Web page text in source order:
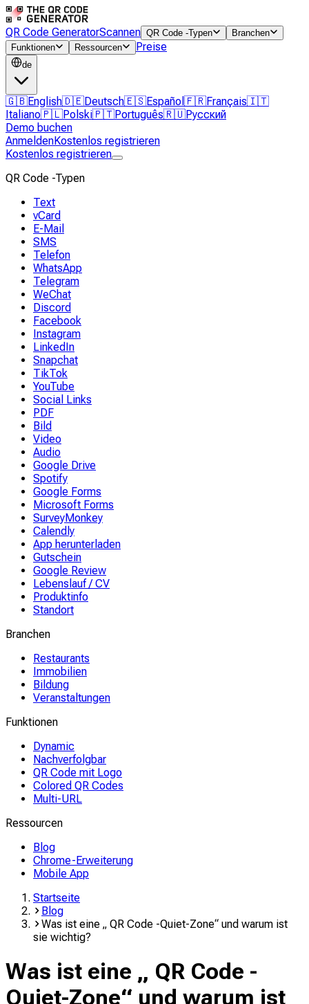
QR Code GeneratorScannen QR Code -Typen
Branchen
Funktionen
Ressourcen Preise
de
🇬🇧English🇩🇪Deutsch🇪🇸Español 🇫🇷Français🇮🇹
Italiano🇵🇱Polski🇵🇹Português🇷🇺Русский
Demo buchen
AnmeldenKostenlos registrieren
Kostenlos registrieren
QR Code -Typen
Text
vCard
E-Mail
SMS
Telefon
WhatsApp
Telegram
WeChat
Discord
Facebook
Instagram
LinkedIn
Snapchat
TikTok
YouTube
Social Links
PDF
Bild
Video
Audio
Google Drive
Spotify
Google Forms
Microsoft Forms
SurveyMonkey
Calendly
App herunterladen
Gutschein
Google Review
Lebenslauf / CV
Produktinfo
Standort
Branchen
Restaurants
Immobilien
Bildung
Veranstaltungen
Funktionen
Dynamic
Nachverfolgbar
QR Code mit Logo
Colored QR Codes
Multi-URL
Ressourcen
Blog
Chrome-Erweiterung
Mobile App
Startseite
Blog
Was ist eine „ QR Code -Quiet-Zone“ und warum ist
sie wichtig?
Was ist eine „ QR Code -
Quiet-Zone“ und warum ist